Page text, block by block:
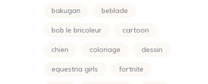
Simpson
bakugan beblade
bob le bricoleur cartoon
chien coloriage dessin
equestria girls fortnite